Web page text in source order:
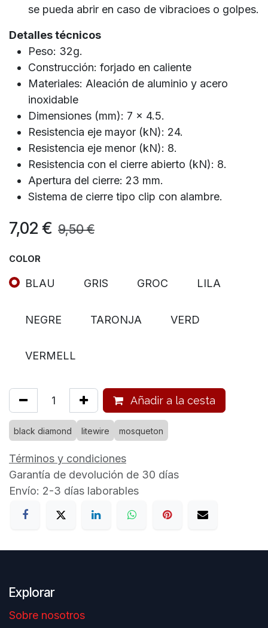
se pueda abrir en caso de vibracioes o golpes.
Detalles técnicos
Peso: 32g.
Construcción: forjado en caliente
Materiales: Aleación de aluminio y acero
inoxidable
Dimensiones (mm): 7 x 4.5.
Resistencia eje mayor (kN): 24.
Resistencia eje menor (kN): 8.
Resistencia con el cierre abierto (kN): 8.
Apertura del cierre: 23 mm.
Sistema de cierre tipo clip con alambre.
7,02 € 9,50€
COLOR
BLAU GRIS GROC LILA
NEGRE TARONJA VERD
VERMELL
Añadir a la cesta
black diamond litewire mosqueton
Términos y condiciones
Garantía de devolución de 30 días
Envío: 2-3 días laborables
Explorar
Sobre nosotros